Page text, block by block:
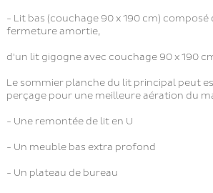
- Lit bas (couchage 90 x 190 cm) composé
fermeture amortie,
d'un lit gigogne avec couchage 90 x 190
Le sommier planche du lit principal peut
perçage pour une meilleure aération du
- Une remontée de lit en U
- Un meuble bas extra profond
- Un plateau de bureau